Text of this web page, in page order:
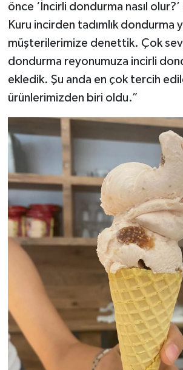
önce ‘İncirli dondurma nasıl
Kuru incirden tadımlık dondurma
müşterilerimize denettik. Çok
dondurma reyonumuza incirli
ekledik. Şu anda en çok tercih
ürünlerimizden biri oldu.”